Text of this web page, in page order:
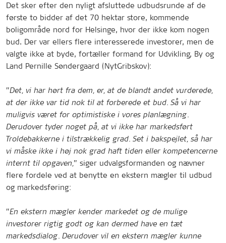
Det sker efter den nyligt afsluttede udbudsrunde af de
første to bidder af det 70 hektar store, kommende
boligområde nord for Helsinge, hvor der ikke kom nogen
bud. Der var ellers flere interesserede investorer, men de
valgte ikke at byde, fortæller formand for Udvikling, By og
Land Pernille Søndergaard (NytGribskov):
”Det, vi har hørt fra dem, er, at de blandt andet vurderede,
at der ikke var tid nok til at forberede et bud. Så vi har
muligvis været for optimistiske i vores planlægning.
Derudover tyder noget på, at vi ikke har markedsført
Troldebakkerne i tilstrækkelig grad. Set i bakspejlet, så har
vi måske ikke i høj nok grad haft tiden eller kompetencerne
internt til opgaven,” siger udvalgsformanden og nævner
flere fordele ved at benytte en ekstern mægler til udbud
og markedsføring:
”En ekstern mægler kender markedet og de mulige
investorer rigtig godt og kan dermed have en tæt
markedsdialog. Derudover vil en ekstern mægler kunne